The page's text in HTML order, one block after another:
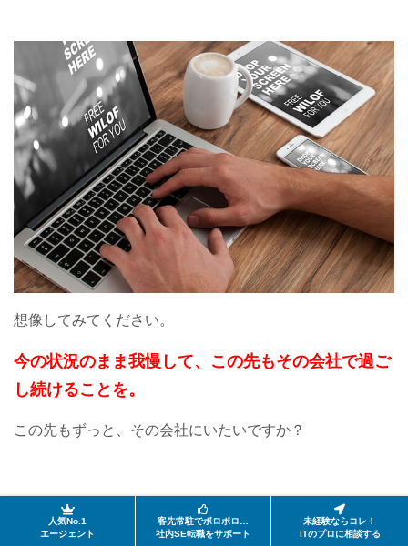
想像してみてください。
今の状況のまま我慢して、この先もその会社で過ご
し続けることを。
この先もずっと、その会社にいたいですか？
あなたの人生の中で、一番若いのは今です。
人気No.1
エージェント
客先常駐でボロボロ…
社内SE転職をサポート
未経験ならコレ！
ITのプロに相談する